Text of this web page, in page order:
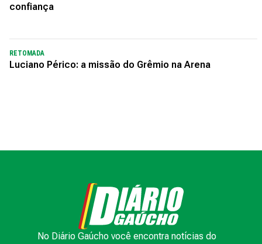
confiança
RETOMADA
Luciano Périco: a missão do Grêmio na Arena
No Diário Gaúcho você encontra notícias do